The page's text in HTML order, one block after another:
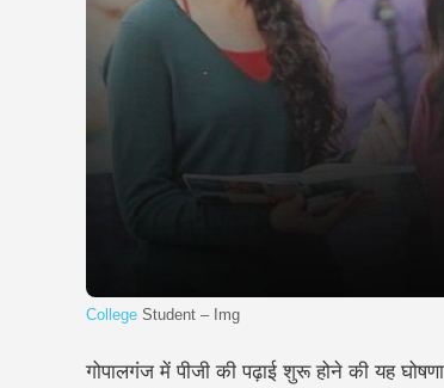
College Student – Img
गोपालगंज में पीजी की पढ़ाई शुरू होने की यह